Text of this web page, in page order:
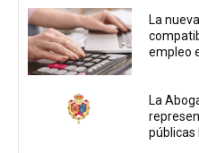
La
empleo
La
públicas